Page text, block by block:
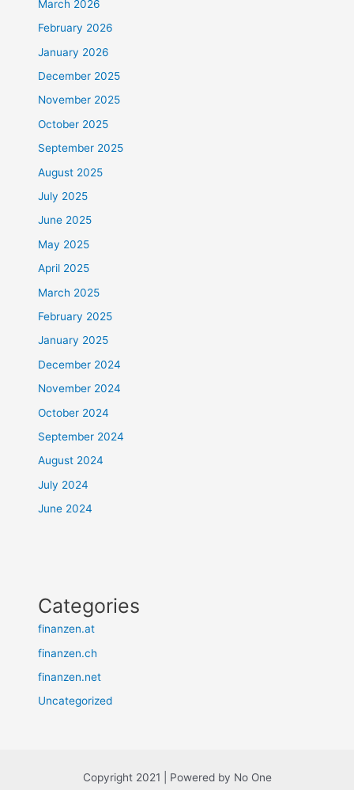
March 2026
February 2026
January 2026
December 2025
November 2025
October 2025
September 2025
August 2025
July 2025
June 2025
May 2025
April 2025
March 2025
February 2025
January 2025
December 2024
November 2024
October 2024
September 2024
August 2024
July 2024
June 2024
Categories
finanzen.at
finanzen.ch
finanzen.net
Uncategorized
Copyright 2021 | Powered by No One